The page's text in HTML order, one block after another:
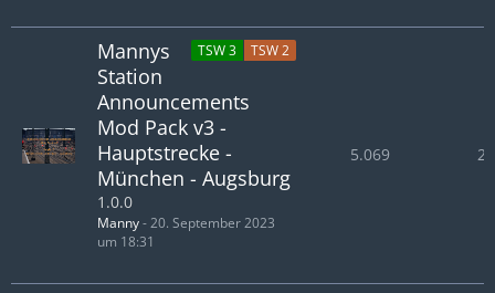
TSW 3 TSW 2
Mannys
Station
Announcements
Mod Pack v3 -
Hauptstrecke -
München - Augsburg
1.0.0
Manny-20. September 2023
um 18:31
5.069